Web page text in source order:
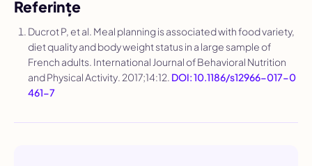
Referințe
Ducrot P, et al. Meal planning is associated with food variety,
diet quality and body weight status in a large sample of
French adults. International Journal of Behavioral Nutrition
and Physical Activity. 2017;14:12. DOI: 10.1186/s12966-017-0
461-7